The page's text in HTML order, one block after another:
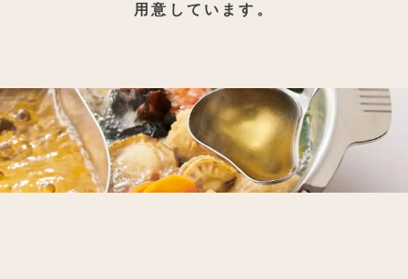
用意しています。